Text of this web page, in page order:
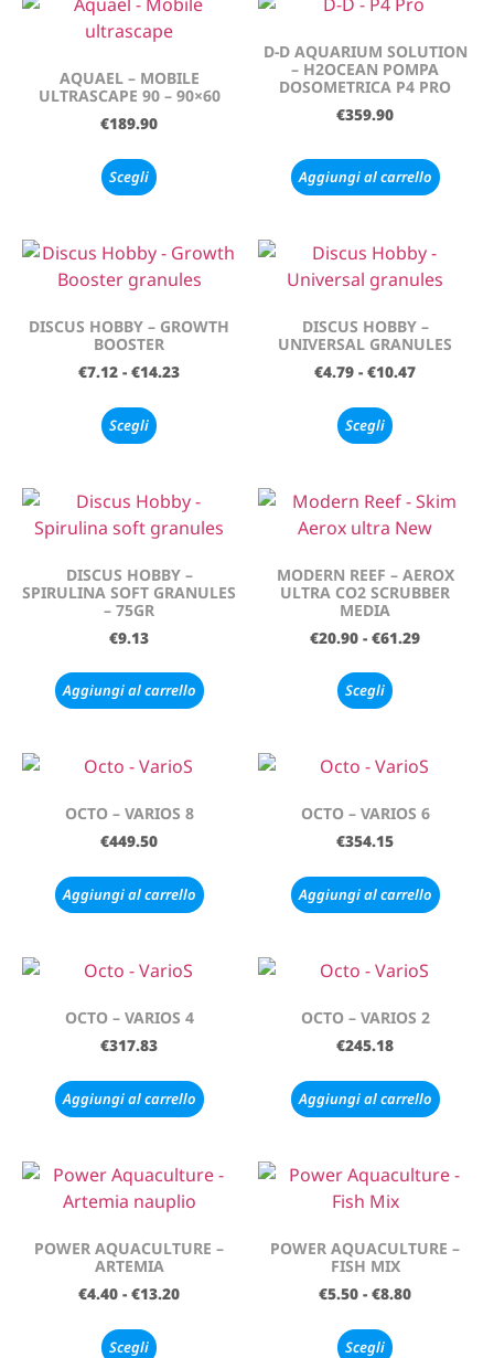
AQUAEL – MOBILE
ULTRASCAPE 90 – 90×60
€189.90
Scegli
D-D AQUARIUM SOLUTION
– H2OCEAN POMPA
DOSOMETRICA P4 PRO
€359.90
Aggiungi al carrello
DISCUS HOBBY – GROWTH
BOOSTER
€7.12 - €14.23
Scegli
DISCUS HOBBY –
UNIVERSAL GRANULES
€4.79 - €10.47
Scegli
DISCUS HOBBY –
SPIRULINA SOFT GRANULES
– 75GR
€9.13
Aggiungi al carrello
MODERN REEF – AEROX
ULTRA CO2 SCRUBBER
MEDIA
€20.90 - €61.29
Scegli
OCTO – VARIOS 8
€449.50
Aggiungi al carrello
OCTO – VARIOS 6
€354.15
Aggiungi al carrello
OCTO – VARIOS 4
€317.83
Aggiungi al carrello
OCTO – VARIOS 2
€245.18
Aggiungi al carrello
POWER AQUACULTURE –
ARTEMIA
€4.40 - €13.20
Scegli
POWER AQUACULTURE –
FISH MIX
€5.50 - €8.80
Scegli